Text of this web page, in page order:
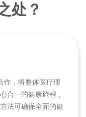
处？
作，将整体医疗理
合一的健康旅程，
法可确保全面的健